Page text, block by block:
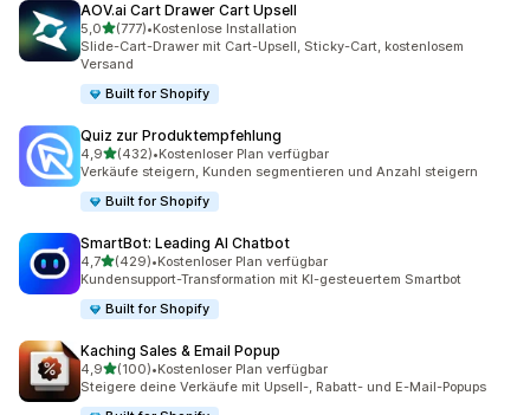
AOV.ai Cart Drawer Cart Upsell
5,0von 5 Sternen
(777)
777 Rezensionen insgesamt
•Kostenlose Installation
Slide-Cart-Drawer mit Cart-Upsell, Sticky-Cart, kostenlosem
Versand
Built for Shopify
Quiz zur Produktempfehlung
4,9von 5 Sternen
(432)
432 Rezensionen insgesamt
•Kostenloser Plan verfügbar
Verkäufe steigern, Kunden segmentieren und Anzahl steigern
Built for Shopify
SmartBot: Leading AI Chatbot
4,7von 5 Sternen
(429)
429 Rezensionen insgesamt
•Kostenloser Plan verfügbar
Kundensupport-Transformation mit KI-gesteuertem Smartbot
Built for Shopify
Kaching Sales & Email Popup
4,9von 5 Sternen
(100)
100 Rezensionen insgesamt
•Kostenloser Plan verfügbar
Steigere deine Verkäufe mit Upsell-, Rabatt- und E-Mail-Popups